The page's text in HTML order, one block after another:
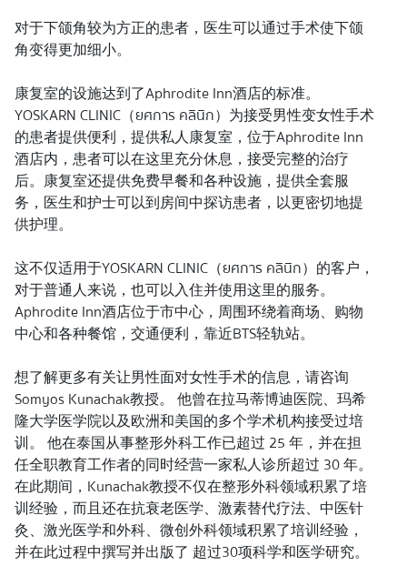
对于下颌角较为方正的患者，医生可以通过手术使下颌
角变得更加细小。
康复室的设施达到了Aphrodite Inn酒店的标准。
YOSKARN CLINIC（ยศการ คลินิก）为接受男性变女性手术
的患者提供便利，提供私人康复室，位于Aphrodite Inn
酒店内，患者可以在这里充分休息，接受完整的治疗
后。康复室还提供免费早餐和各种设施，提供全套服
务，医生和护士可以到房间中探访患者，以更密切地提
供护理。
这不仅适用于YOSKARN CLINIC（ยศการ คลินิก）的客户，
对于普通人来说，也可以入住并使用这里的服务。
Aphrodite Inn酒店位于市中心，周围环绕着商场、购物
中心和各种餐馆，交通便利，靠近BTS轻轨站。
想了解更多有关让男性面对女性手术的信息，请咨询
Somyos Kunachak教授。 他曾在拉马蒂博迪医院、玛希
隆大学医学院以及欧洲和美国的多个学术机构接受过培
训。 他在泰国从事整形外科工作已超过 25 年，并在担
任全职教育工作者的同时经营一家私人诊所超过 30 年。
在此期间，Kunachak教授不仅在整形外科领域积累了培
训经验，而且还在抗衰老医学、激素替代疗法、中医针
灸、激光医学和外科、微创外科领域积累了培训经验，
并在此过程中撰写并出版了 超过30项科学和医学研究。